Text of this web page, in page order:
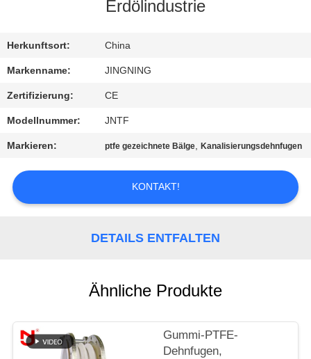
QUALITÄTSKONTROLLE
TRETEN
SIE
MIT
IN
VERBINDUNG
FORDERN
SIE EIN
ZITAT
Erdölindustrie
Herkunftsort: China
Markenname: JINGNING
Zertifizierung: CE
Modellnummer: JNTF
Markieren: ptfe gezeichnete Bälge,Kanalisierungsdehnfugen
KONTAKT!
DETAILS ENTFALTEN
Ähnliche Produkte
Gummi-PTFE-
Dehnfugen,